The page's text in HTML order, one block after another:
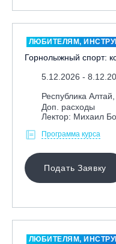
Москва, Парк
Москва, Скалодром
Московская обл.,
Московская обл., ГК
Московская обл., ГЛК
Московская обл., п.
Московская обл.,
ЛЮБИТЕЛЯМ,
Горнолыжный спорт:
5.12.2026 -
Республика
Доп. расходы
Лектор: Михаил
Программа курса
Подать Заявку
ЛЮБИТЕЛЯМ,